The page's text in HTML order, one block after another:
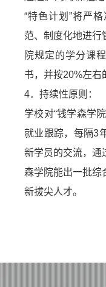
“特色计划”将严
范、制度化地进行
院规定的学分课
书，并按20%左右
4．持续性原则：
学校对“钱学森学
就业跟踪，每隔3
新学员的交流，通
森学院能出一批综
新拔尖人才。